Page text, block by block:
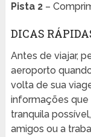
Pista 2–
DICAS
Antes de viajar,
aeroporto
volta de sua
informações que
tranquila
amigos ou a